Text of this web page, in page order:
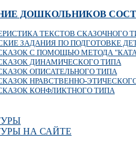
ДОШКОЛЬНИКОВ
ТЕКСТОВ СКАЗОЧНОГО
ЗАДАНИЯ ПО ПОДГОТОВКЕ
С ПОМОЩЬЮ МЕТОДА
ДИНАМИЧЕСКОГО ТИПА
ОПИСАТЕЛЬНОГО ТИПА
НРАВСТВЕННО-
КОНФЛИКТНОГО ТИПА
НА САЙТЕ